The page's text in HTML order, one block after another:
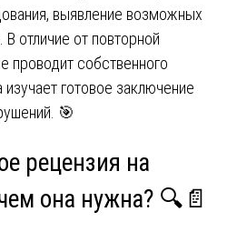
выявление возможных
отличие от повторной
проводит собственного
готовое заключение
🎯
рецензия на
она нужна? 🔍📄